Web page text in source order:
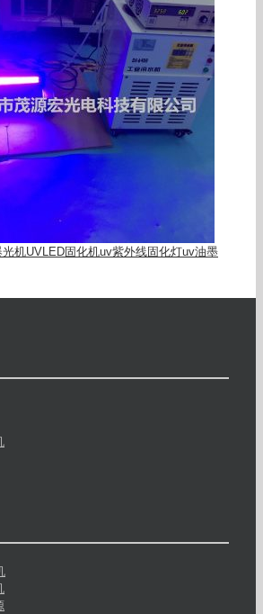
光机UVLED固化机uv紫外线固化灯uv油墨